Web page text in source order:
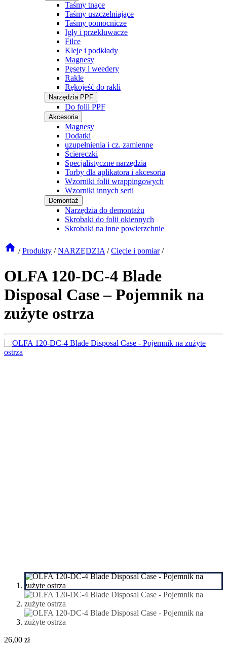
Taśmy tnące
Taśmy uszczelniające
Taśmy pomocnicze
Igły i przekłuwacze
Filce
Kleje i podkłady
Magnesy
Pęsety i weedery
Rakle
Rękojeść do rakli
Narzędzia PPF
Do folii PPF
Akcesoria
Magnesy
Dodatki
uzupełnienia i cz. zamienne
Ściereczki
Specjalistyczne narzędzia
Torby dla aplikatora i akcesoria
Wzorniki folii wrappingowych
Wzorniki innych serii
Demontaż
Narzędzia do demontażu
Skrobaki do folii okiennych
Skrobaki na inne powierzchnie
/ Produkty / NARZĘDZIA / Cięcie i pomiar /
OLFA 120-DC-4 Blade
Disposal Case – Pojemnik na
zużyte ostrza
26,00 zł